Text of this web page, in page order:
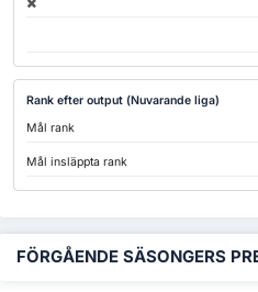
Rank efter output (Nuvarande liga)
Mål rank
Mål insläppta rank
FÖRGÅENDE SÄSONGERS